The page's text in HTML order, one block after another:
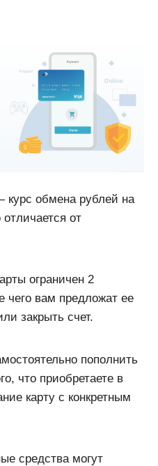
курс обмена рублей на
от
ограничен 2
чего вам предложат ее
закрыть счет.
пополнить
что приобретаете в
карту с конкретным
средства могут